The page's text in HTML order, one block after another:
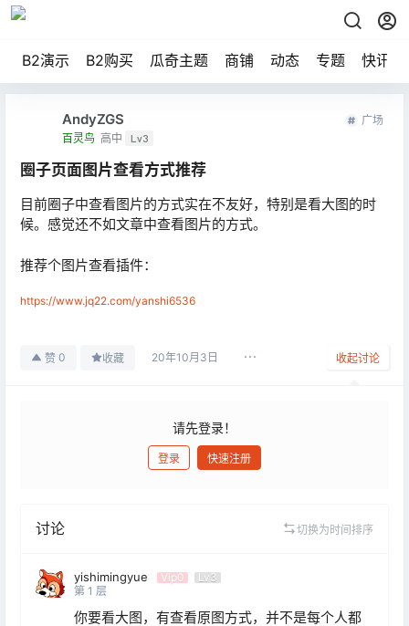
B2演示 B2购买 瓜奇主题 商铺 动态 专题 快讯
AndyZGS
百灵鸟 高中 Lv3
广场
圈子页面图片查看方式推荐
目前圈子中查看图片的方式实在不友好，特别是看大图的时
候。感觉还不如文章中查看图片的方式。
推荐个图片查看插件：
https://www.jq22.com/yanshi6536
赞 0 收藏 20年10月3日 收起讨论
请先登录！
登录 快速注册
讨论 切换为时间排序
yishimingyue Vip0
Lv3
第 1 层
你要看大图，有查看原图方式，并不是每个人都